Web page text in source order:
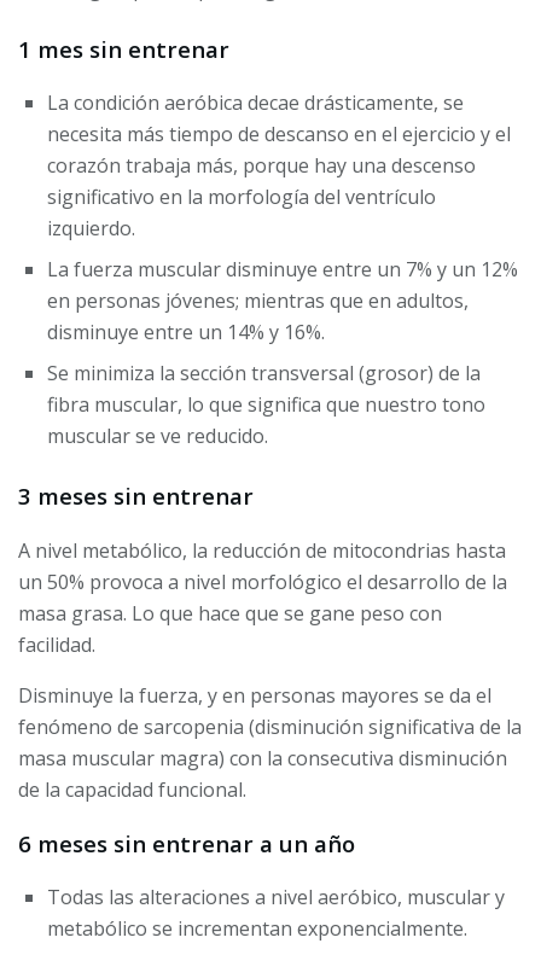
1 mes sin entrenar
La condición aeróbica decae drásticamente, se
necesita más tiempo de descanso en el ejercicio y el
corazón trabaja más, porque hay una descenso
significativo en la morfología del ventrículo
izquierdo.
La fuerza muscular disminuye entre un 7% y un 12%
en personas jóvenes; mientras que en adultos,
disminuye entre un 14% y 16%.
Se minimiza la sección transversal (grosor) de la
fibra muscular, lo que significa que nuestro tono
muscular se ve reducido.
3 meses sin entrenar
A nivel metabólico, la reducción de mitocondrias hasta
un 50% provoca a nivel morfológico el desarrollo de la
masa grasa. Lo que hace que se gane peso con
facilidad.
Disminuye la fuerza, y en personas mayores se da el
fenómeno de sarcopenia (disminución significativa de la
masa muscular magra) con la consecutiva disminución
de la capacidad funcional.
6 meses sin entrenar a un año
Todas las alteraciones a nivel aeróbico, muscular y
metabólico se incrementan exponencialmente.